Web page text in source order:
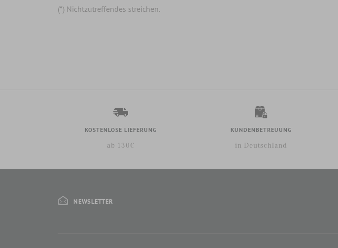
(*) Nichtzutreffendes streichen.
KOSTENLOSE LIEFERUNG
ab 130€
KUNDENBETREUUNG
in Deutschland
NEWSLETTER